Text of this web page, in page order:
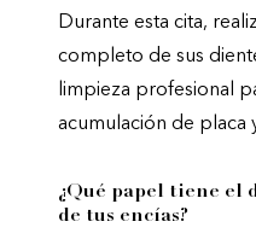
Durante esta cita,
completo de sus
limpieza profesional
acumulación de placa
¿Qué papel tiene el
de tus encías?